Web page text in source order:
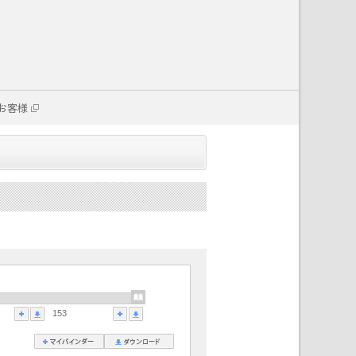
客様
153